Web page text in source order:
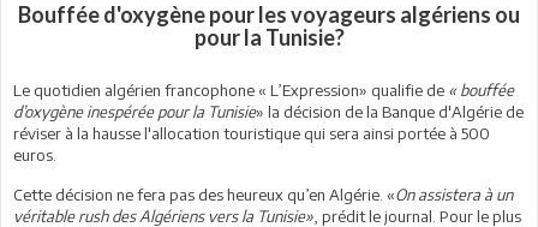
Bouffée d'oxygène pour les voyageurs algériens ou
pour la Tunisie?
Le quotidien algérien francophone « L’Expression» qualifie de « bouffée
d’oxygène inespérée pour la Tunisie» la décision de la Banque d'Algérie de
réviser à la hausse l'allocation touristique qui sera ainsi portée à 500
euros.
Cette décision ne fera pas des heureux qu’en Algérie. «On assistera à un
véritable rush des Algériens vers la Tunisie» , prédit le journal. Pour le plus